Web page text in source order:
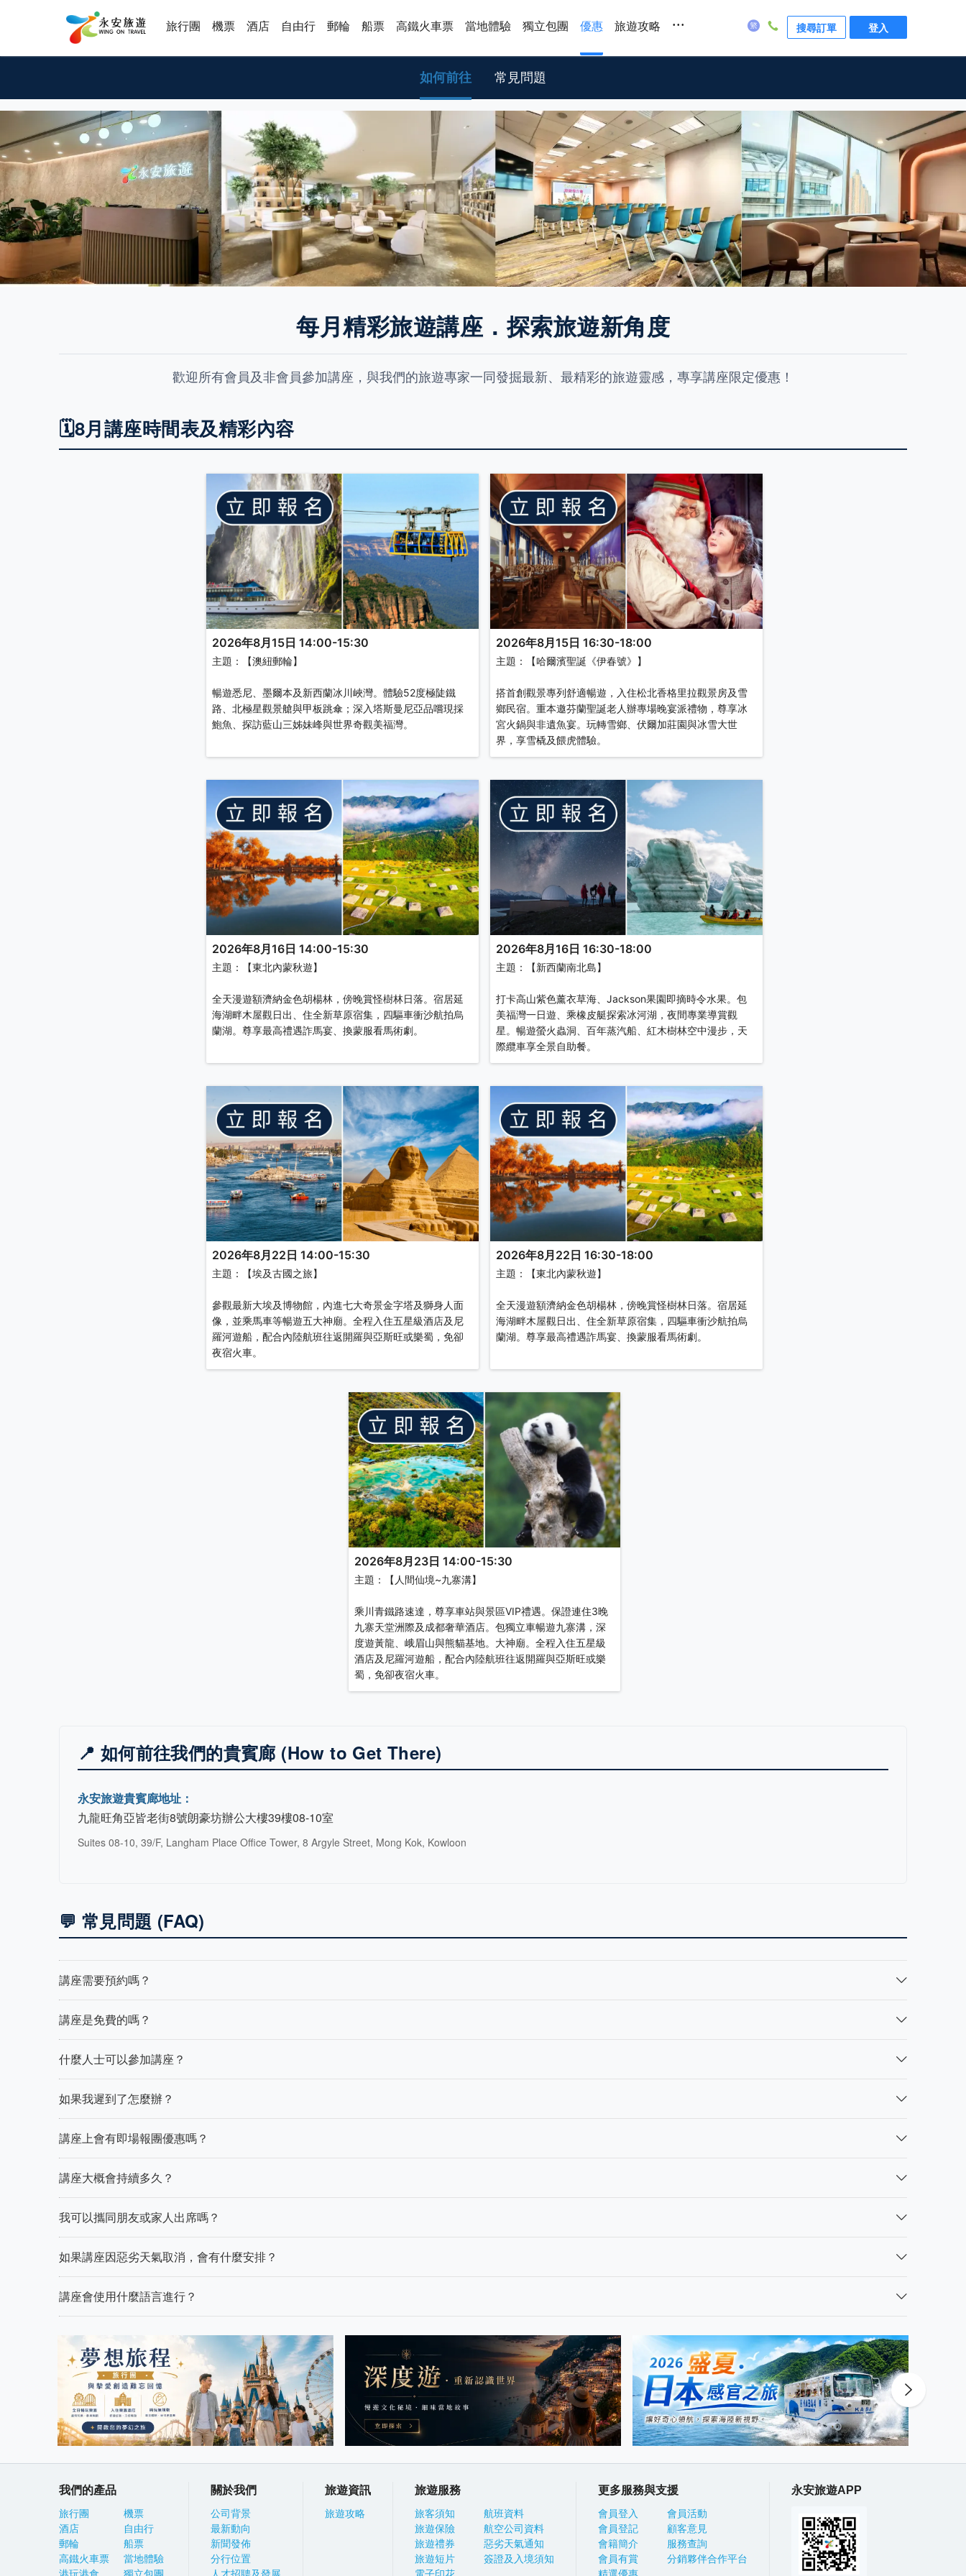
旅行團 機票 酒店 自由行 郵輪 船票 高鐵火車票 當地體驗 獨立包團 優惠 旅遊攻略 ... 搜尋訂單 登入
如何前往 常見問題
每月精彩旅遊講座．探索旅遊新角度
歡迎所有會員及非會員參加講座，與我們的旅遊專家一同發掘最新、最精彩的旅遊靈感，專享講座限定優惠！
🗓️8月講座時間表及精彩內容
2026年8月15日 14:00-15:30
主題：【澳紐郵輪】
暢遊悉尼、墨爾本及新西蘭冰川峽灣。體驗52度極陡鐵
路、北極星觀景艙與甲板跳傘；深入塔斯曼尼亞品嚐現採
鮑魚、探訪藍山三姊妹峰與世界奇觀美福灣。
2026年8月15日 16:30-18:00
主題：【哈爾濱聖誕《伊春號》】
搭首創觀景專列舒適暢遊，入住松北香格里拉觀景房及雪
鄉民宿。重本邀芬蘭聖誕老人辦專場晚宴派禮物，尊享冰
宮火鍋與非遺魚宴。玩轉雪鄉、伏爾加莊園與冰雪大世
界，享雪橇及餵虎體驗。
2026年8月16日 14:00-15:30
主題：【東北內蒙秋遊】
全天漫遊額濟納金色胡楊林，傍晚賞怪樹林日落。宿居延
海湖畔木屋觀日出、住全新草原宿集，四驅車衝沙航拍烏
蘭湖。尊享最高禮遇詐馬宴、換蒙服看馬術劇。
2026年8月16日 16:30-18:00
主題：【新西蘭南北島】
打卡高山紫色薰衣草海、Jackson果園即摘時令水果。包
美福灣一日遊、乘橡皮艇探索冰河湖，夜間專業導賞觀
星。暢遊螢火蟲洞、百年蒸汽船、紅木樹林空中漫步，天
際纜車享全景自助餐。
2026年8月22日 14:00-15:30
主題：【埃及古國之旅】
參觀最新大埃及博物館，內進七大奇景金字塔及獅身人面
像，並乘馬車等暢遊五大神廟。全程入住五星級酒店及尼
羅河遊船，配合內陸航班往返開羅與亞斯旺或樂蜀，免卻
夜宿火車。
2026年8月22日 16:30-18:00
主題：【東北內蒙秋遊】
全天漫遊額濟納金色胡楊林，傍晚賞怪樹林日落。宿居延
海湖畔木屋觀日出、住全新草原宿集，四驅車衝沙航拍烏
蘭湖。尊享最高禮遇詐馬宴、換蒙服看馬術劇。
2026年8月23日 14:00-15:30
主題：【人間仙境~九寨溝】
乘川青鐵路速達，尊享車站與景區VIP禮遇。保證連住3晚
九寨天堂洲際及成都奢華酒店。包獨立車暢遊九寨溝，深
度遊黃龍、峨眉山與熊貓基地。大神廟。全程入住五星級
酒店及尼羅河遊船，配合內陸航班往返開羅與亞斯旺或樂
蜀，免卻夜宿火車。
📍 如何前往我們的貴賓廊 (How to Get There)
永安旅遊貴賓廊地址：
九龍旺角亞皆老街8號朗豪坊辦公大樓39樓08-10室
Suites 08-10, 39/F, Langham Place Office Tower, 8 Argyle Street, Mong Kok, Kowloon
💬 常見問題 (FAQ)
講座需要預約嗎？
講座是免費的嗎？
什麼人士可以參加講座？
如果我遲到了怎麼辦？
講座上會有即場報團優惠嗎？
講座大概會持續多久？
我可以攜同朋友或家人出席嗎？
如果講座因惡劣天氣取消，會有什麼安排？
講座會使用什麼語言進行？
我們的產品
旅行團
酒店
郵輪
高鐵火車票
機票
自由行
船票
當地體驗
關於我們
公司背景
最新動向
新聞發佈
分行位置
旅遊資訊
旅遊攻略
旅遊服務
旅客須知
旅遊保險
旅遊禮券
旅遊短片
航班資料
航空公司資料
惡劣天氣通知
簽證及入境須知
更多服務與支援
會員登入
會員登記
會籍簡介
會員有賞
會員活動
顧客意見
服務查詢
分銷夥伴合作平台
永安旅遊APP